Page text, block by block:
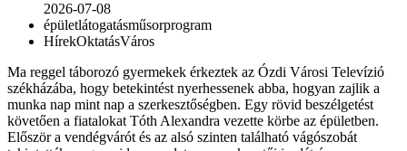
2026-07-08
épületlátogatásműsorprogram
HírekOktatásVáros
Ma reggel táborozó gyermekek érkeztek az Ózdi Városi Televízió
székházába, hogy betekintést nyerhessenek abba, hogyan zajlik a
munka nap mint nap a szerkesztőségben. Egy rövid beszélgetést
követően a fiatalokat Tóth Alexandra vezette körbe az épületben.
Először a vendégvárót és az alsó szinten található vágószobát